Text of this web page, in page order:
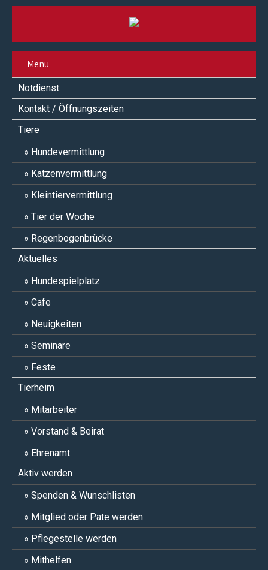
Menü
Notdienst
Kontakt / Öffnungszeiten
Tiere
Hundevermittlung
Katzenvermittlung
Kleintiervermittlung
Tier der Woche
Regenbogenbrücke
Aktuelles
Hundespielplatz
Cafe
Neuigkeiten
Seminare
Feste
Tierheim
Mitarbeiter
Vorstand & Beirat
Ehrenamt
Aktiv werden
Spenden & Wunschlisten
Mitglied oder Pate werden
Pflegestelle werden
Mithelfen